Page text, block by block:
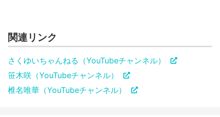
関連リンク
さくゆいちゃんねる（YouTubeチャンネル）
笹木咲（YouTubeチャンネル）
椎名唯華（YouTubeチャンネル）